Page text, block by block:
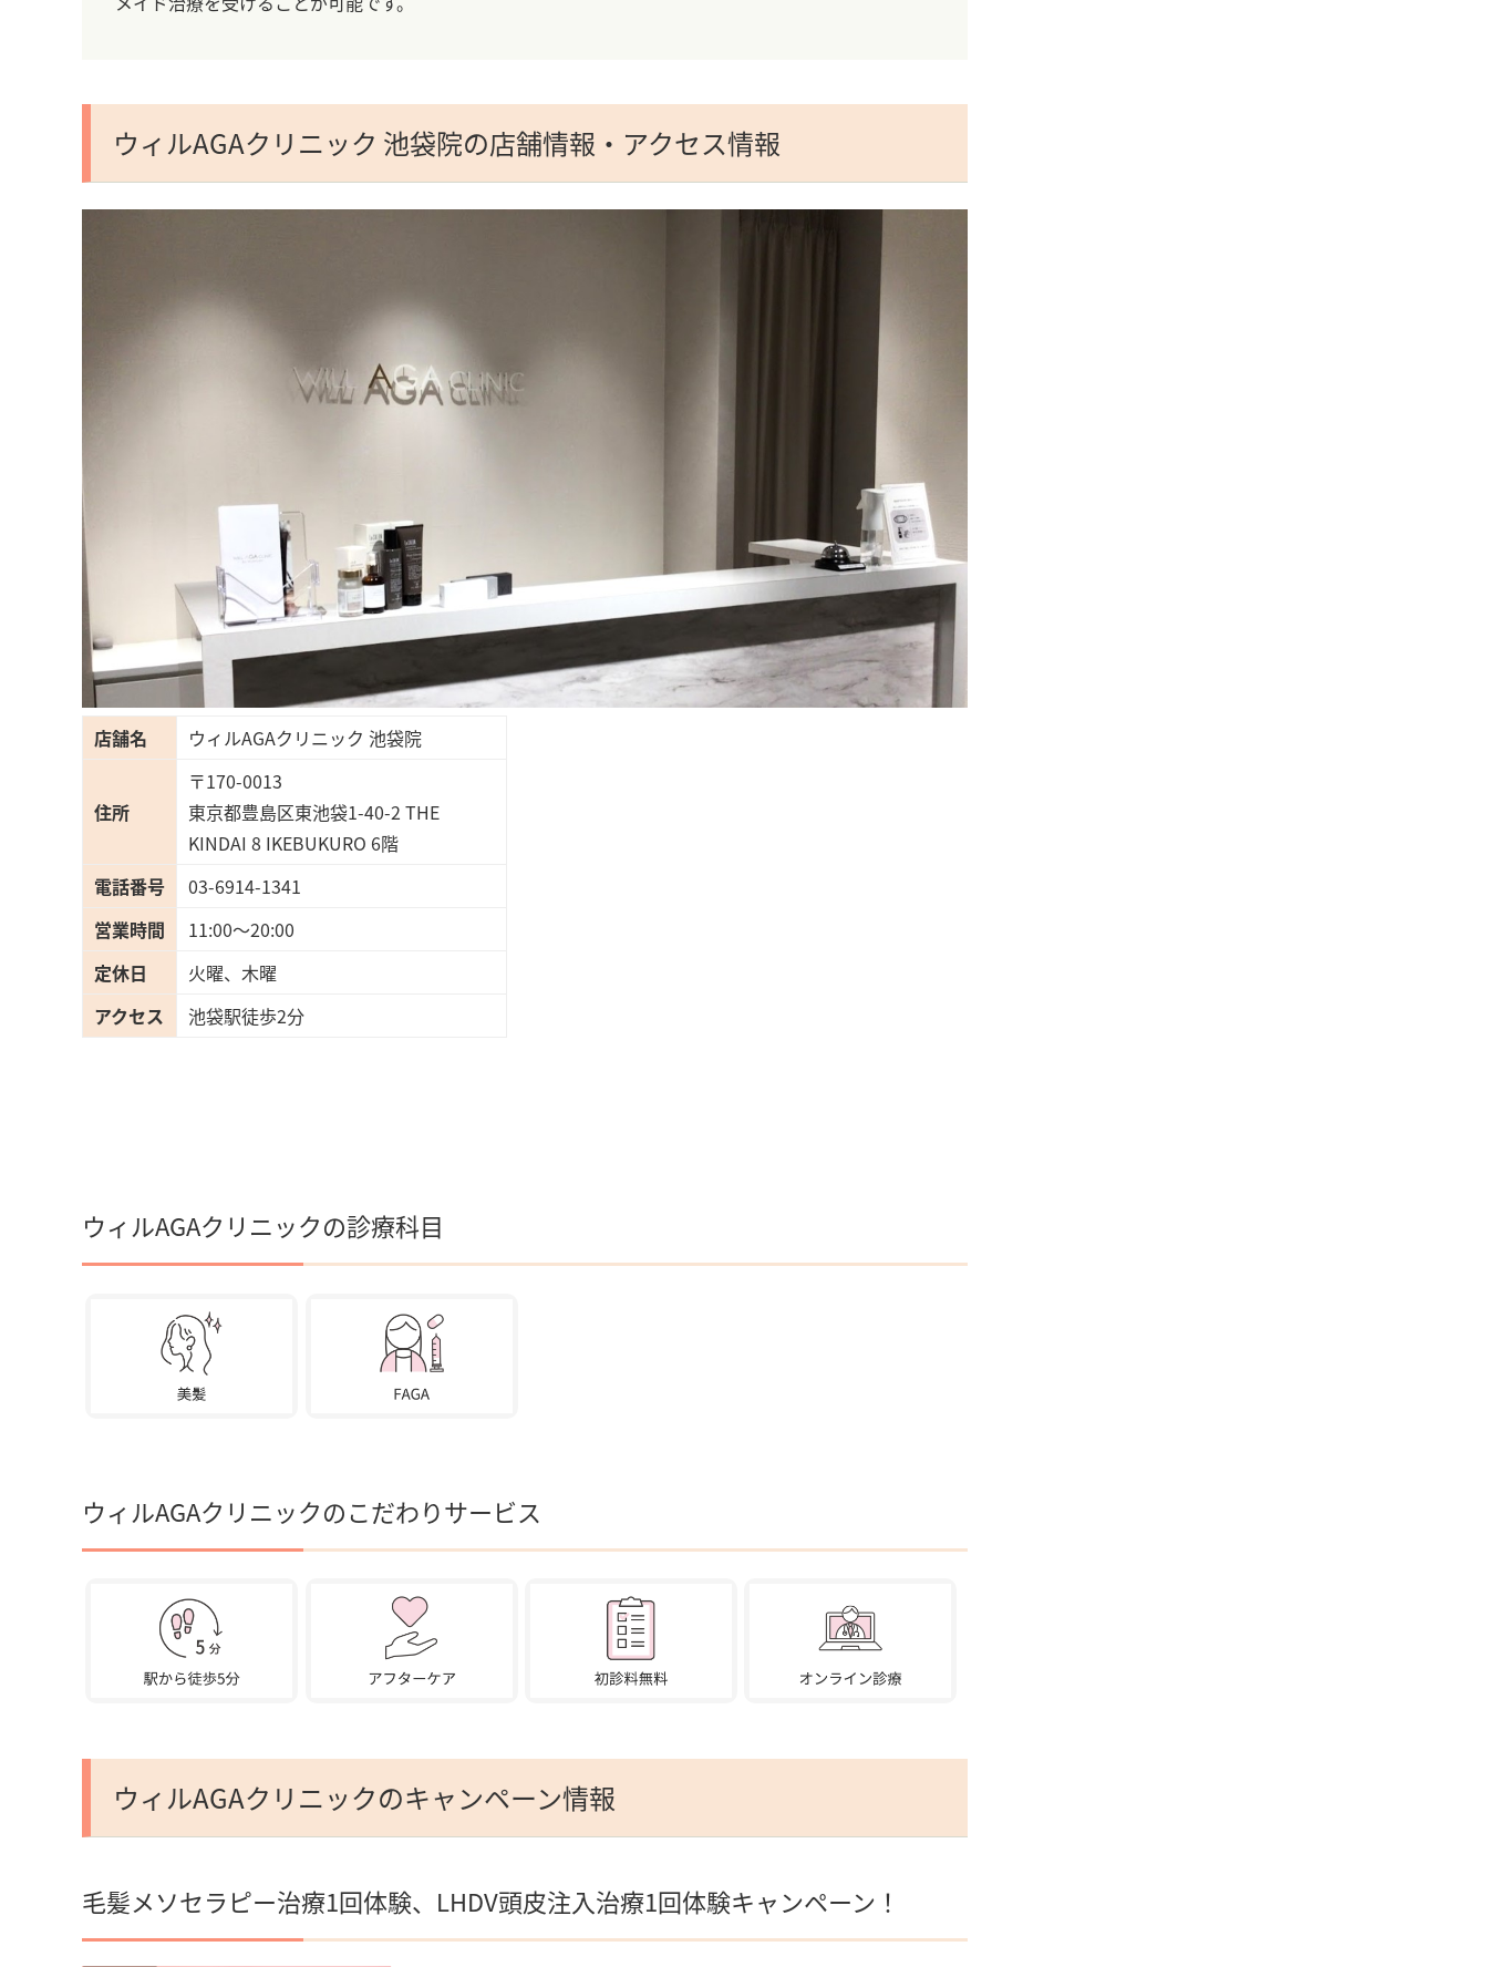
ウィルAGAクリニック 池袋院の店舗情報・アクセス情報
店舗名 ウィルAGAクリニック 池袋院
住所
〒170-0013
東京都豊島区東池袋1-40-2 THE
KINDAI 8 IKEBUKURO 6階
電話番号
03-6914-1341
営業時間
11:00〜20:00
定休日
火曜、木曜
アクセス
池袋駅徒歩2分
ウィルAGAクリニックの診療科目
ウィルAGAクリニックのこだわりサービス
ウィルAGAクリニックのキャンペーン情報
毛髪メソセラピー治療1回体験、LHDV頭皮注入治療1回体験キャンペーン！